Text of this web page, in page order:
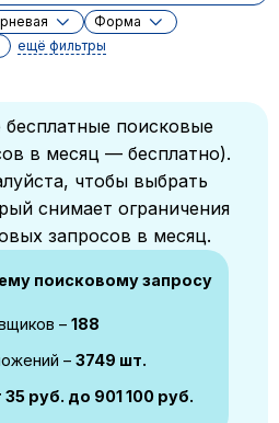
Форма
ещё фильтры
поисковые
в месяц — бесплатно).
чтобы выбрать
снимает ограничения
запросов в месяц.
поисковому запросу
– 188
– 3749 шт.
35 руб. до 901 100 руб.